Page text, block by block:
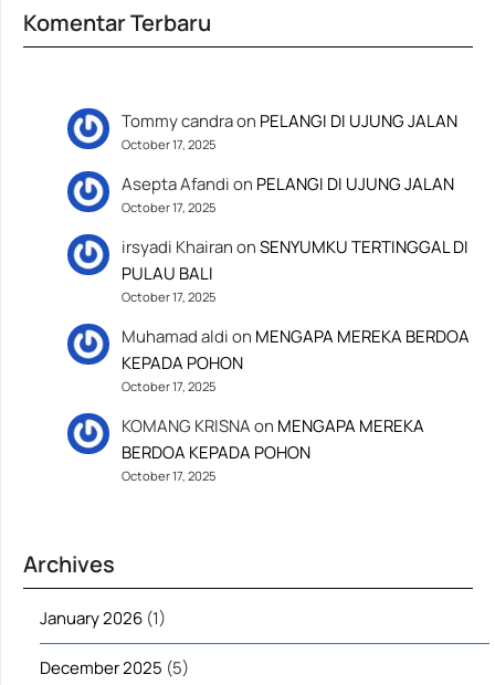
Komentar Terbaru
Tommy candraon PELANGI DI UJUNG JALAN
October 17, 2025
Asepta Afandion PELANGI DI UJUNG JALAN
October 17, 2025
irsyadi KhairanonSENYUMKU TERTINGGAL DI
PULAU BALI
October 17, 2025
Muhamad aldion MENGAPA MEREKA BERDOA
KEPADA POHON
October 17, 2025
KOMANG KRISNAon MENGAPA MEREKA
BERDOA KEPADA POHON
October 17, 2025
Archives
January 2026 (1)
December 2025 (5)